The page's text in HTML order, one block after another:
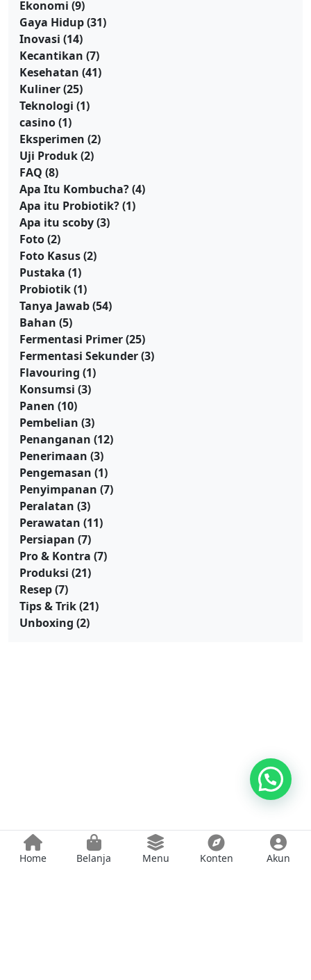
Ekonomi (9)
Gaya Hidup(31)
Inovasi (14)
Kecantikan (7)
Kesehatan (41)
Kuliner(25)
Teknologi (1)
casino(1)
Eksperimen (2)
Uji Produk(2)
FAQ (8)
Apa Itu Kombucha?(4)
Apa itu Probiotik?(1)
Apa itu scoby(3)
Foto(2)
Foto Kasus(2)
Pustaka (1)
Probiotik(1)
Tanya Jawab(54)
Bahan (5)
Fermentasi Primer(25)
Fermentasi Sekunder(3)
Flavouring (1)
Konsumsi (3)
Panen (10)
Pembelian (3)
Penanganan (12)
Penerimaan (3)
Pengemasan (1)
Penyimpanan (7)
Peralatan (3)
Perawatan (11)
Persiapan (7)
Pro & Kontra (7)
Produksi (21)
Resep(7)
Tips & Trik(21)
Unboxing (2)
Home Belanja Menu Konten Akun